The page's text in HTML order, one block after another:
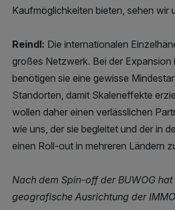
Kaufmöglichkeiten bieten, sehen wir
Reindl: Die internationalen
großes Netzwerk. Bei der Expansion
benötigen sie eine gewisse
Standorten, damit Skaleneffekte
wollen daher einen verlässlichen
wie uns, der sie begleitet und der in
einen Roll-out in mehreren Ländern
Nach dem Spin-off der BUWOG
geografische Ausrichtung der